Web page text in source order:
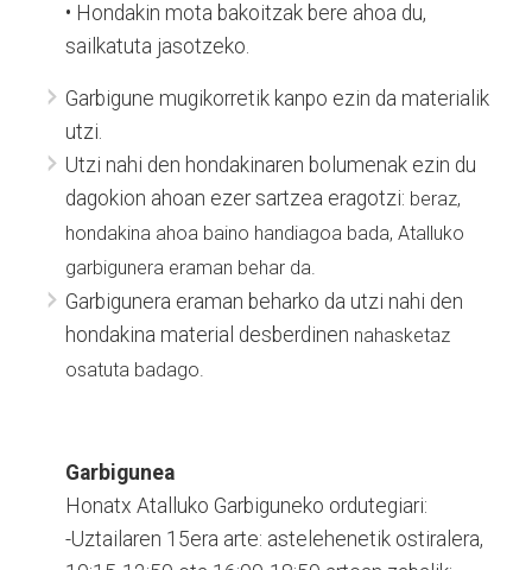
• Hondakin mota bakoitzak bere ahoa du,
sailkatuta jasotzeko.
Garbigune mugikorretik kanpo ezin da materialik
utzi.
Utzi nahi den hondakinaren bolumenak ezin du
dagokion ahoan ezer sartzea eragotzi: beraz,
hondakina ahoa baino handiagoa bada, Atalluko
garbigunera eraman behar da.
Garbigunera eraman beharko da utzi nahi den
hondakina material desberdinen nahasketaz
osatuta badago.
Garbigunea
Honatx Atalluko Garbiguneko ordutegiari:
-Uztailaren 15era arte: astelehenetik ostiralera,